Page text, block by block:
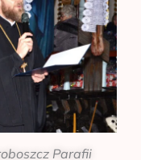
Parafii